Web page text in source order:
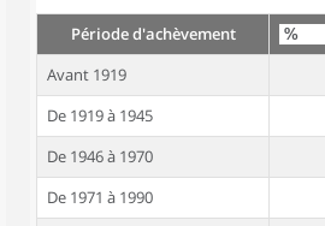
Période d'achèvement
Avant 1919
De 1919 à 1945
De 1946 à 1970
De 1971 à 1990